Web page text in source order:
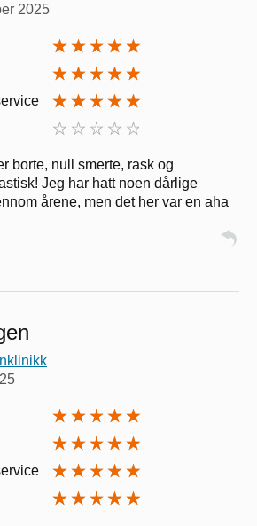
2025
borte, null smerte, rask og
Jeg har hatt noen dårlige
årene, men det her var en aha